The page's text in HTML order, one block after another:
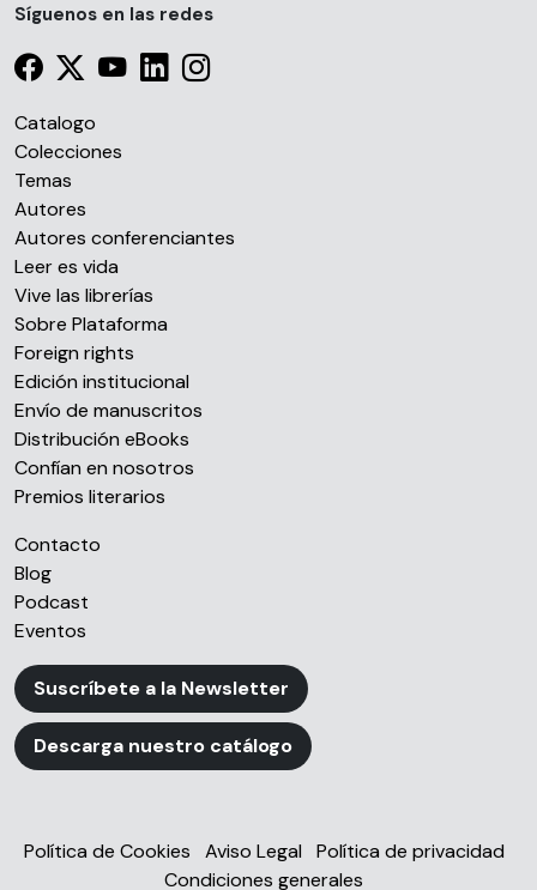
Síguenos en las redes
Catalogo
Colecciones
Temas
Autores
Autores conferenciantes
Leer es vida
Vive las librerías
Sobre Plataforma
Foreign rights
Edición institucional
Envío de manuscritos
Distribución eBooks
Confían en nosotros
Premios literarios
Contacto
Blog
Podcast
Eventos
Suscríbete a la Newsletter
Descarga nuestro catálogo
Política de Cookies Aviso Legal
Política de privacidad
Condiciones generales